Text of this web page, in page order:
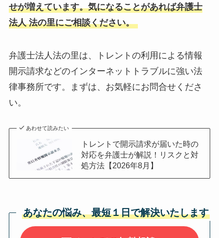
せが増えています。気になることがあれば弁護士
法人 法の里にご相談ください。
弁護士法人法の里は、トレントの利用による情報
開示請求などのインターネットトラブルに強い法
律事務所です。まずは、お気軽にお問合せくださ
い。
あわせて読みたい
トレントで開示請求が届いた時の
対応を弁護士が解説！リスクと対
処方法【2026年8月】
あなたの悩み、最短１日で解決いたします